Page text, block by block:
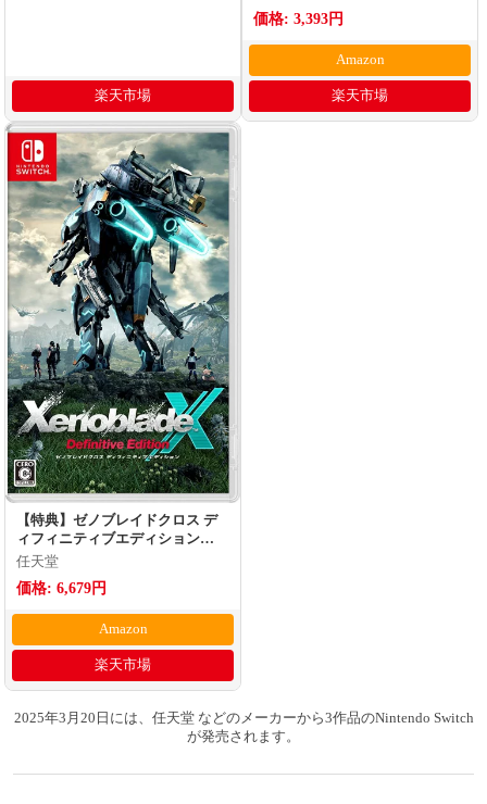
楽天市場
価格: 3,393円
Amazon
楽天市場
【特典】ゼノブレイドクロス デ
ィフィニティブエディション
(【早期購入封入特典】探索サポ
任天堂
価格: 6,679円
Amazon
楽天市場
2025年3月20日には、任天堂 などのメーカーから3作品のNintendo Switch
が発売されます。